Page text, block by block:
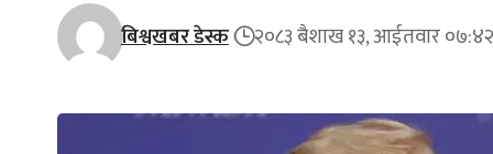
बिश्वखबर डेस्क २०८३ बैशाख १३, आईतवार ०७:४२